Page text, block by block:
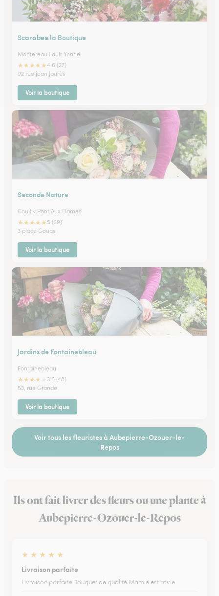
Scarabee la Boutique
Montereau Fault Yonne
★★★★★4.6 (27)
92 rue jean Jaurès
Voir la boutique
Seconde Nature
Couilly Pont Aux Dames
★★★★★ 5 (29)
3 place Gouas
Voir la boutique
Jardins de Fontainebleau
Fontainebleau
★★★★
3.6 (48)
53, rue Grande
Voir la boutique
Voir tous les fleuristes à Aubepierre-Ozouer-le-
Repos
Ils ont fait livrer des fleurs ou une plante à
Aubepierre-Ozouer-le-Repos
★ ★ ★ ★ ★
Livraison parfaite
Livraison parfaite Bouquet de qualité Mamie est ravie